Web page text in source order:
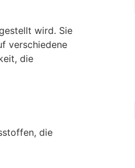
wird. Sie
verschiedene
die
die